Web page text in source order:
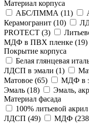
Материал корпуса
АБС/ПММА (11)
Керамогранит (10)
PROTECT (3)
МДФ в ПВХ пленке (19)
Покрытие корпуса
Белая глянцевая
ЛДСП в эмали (1)
Матовое (65) МДФ в
Эмаль (18) Эмаль,
Материал фасада
100% литьевой
ЛДСП (49) МДФ (238